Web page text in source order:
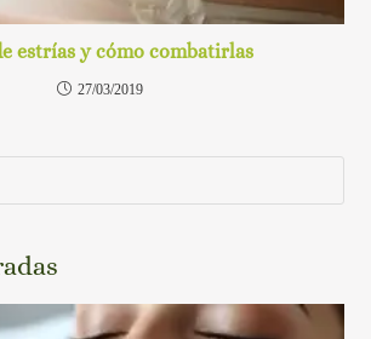
estrías y cómo combatirlas
27/03/2019